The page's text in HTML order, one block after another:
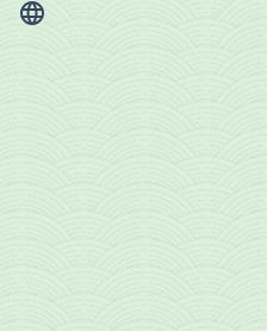
language